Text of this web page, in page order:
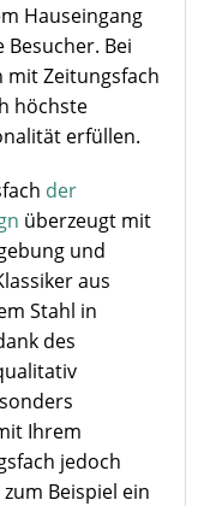
Hauseingang
Bei
mit Zeitungsfach
höchste
erfüllen.
der
überzeugt mit
und
aus
Stahl in
des
Ihrem
jedoch
Beispiel ein